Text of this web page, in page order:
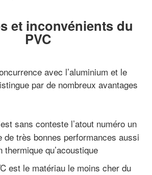
et inconvénients du
PVC
avec l’aluminium et le
par de nombreux avantages
sans conteste l’atout numéro un
de très bonnes performances aussi
thermique qu’acoustique
est le matériau le moins cher du